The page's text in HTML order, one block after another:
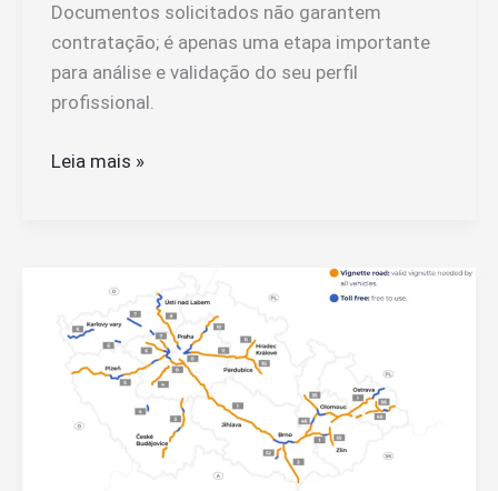
Documentos solicitados não garantem
contratação; é apenas uma etapa importante
para análise e validação do seu perfil
profissional.
A
Que
Vou
Contratado
Leia mais »